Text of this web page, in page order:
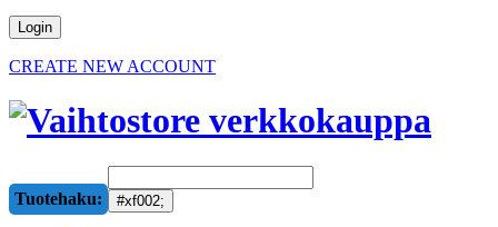
CREATE NEW ACCOUNT
Tuotehaku: